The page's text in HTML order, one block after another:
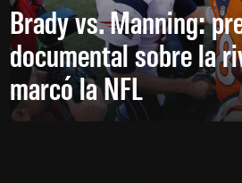
Brady vs. Manning:
documental sobre la
marcó la NFL